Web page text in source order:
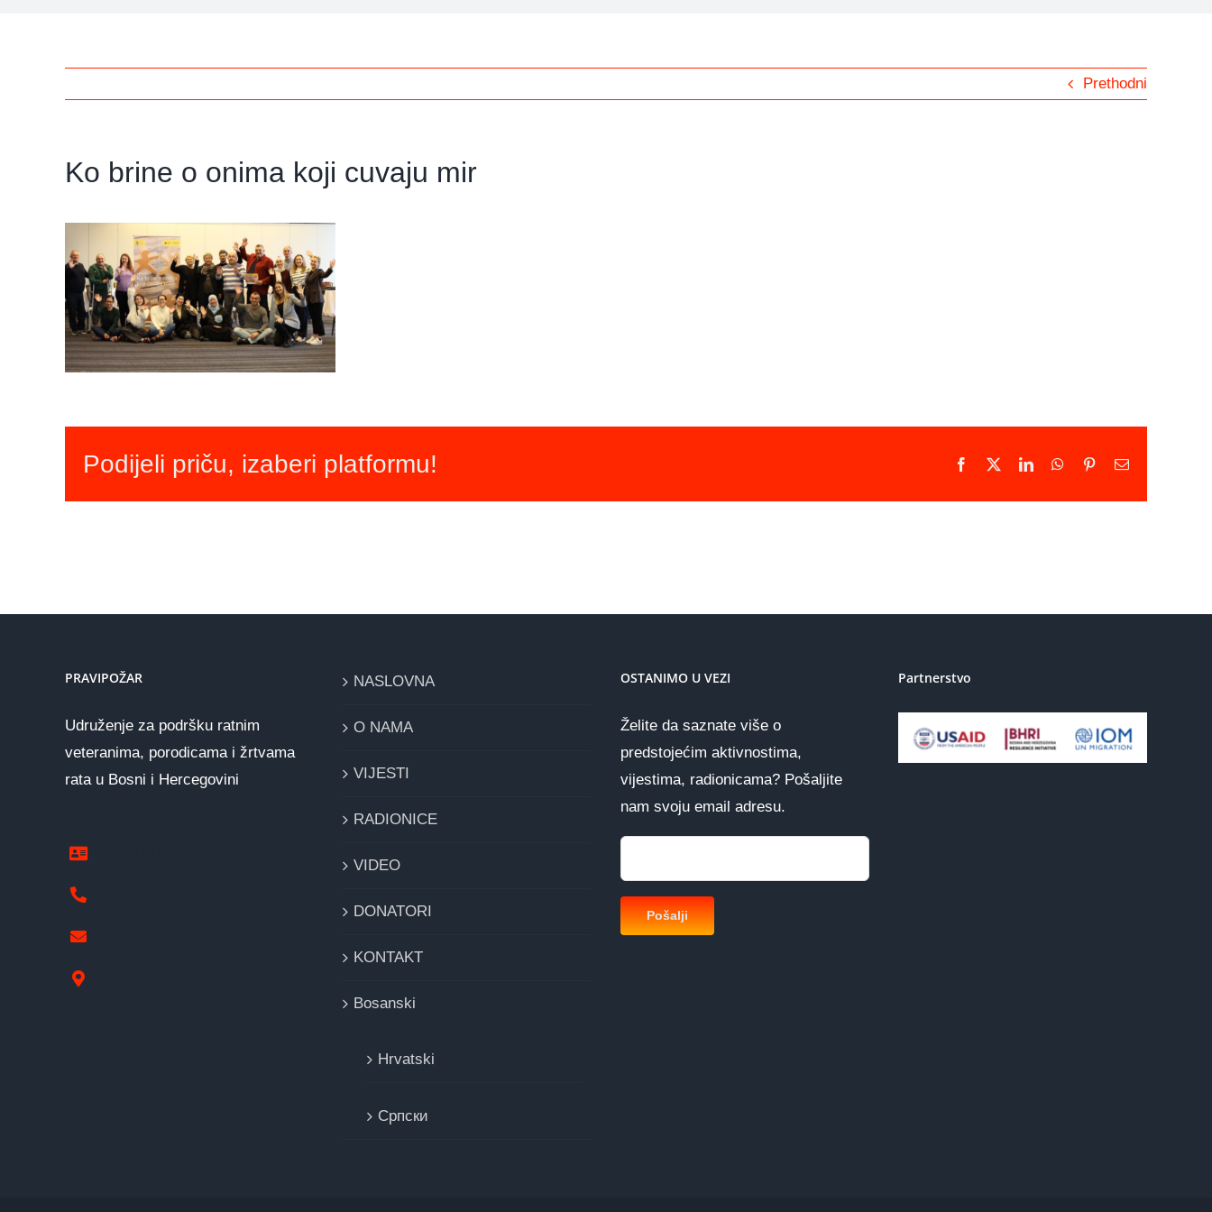
Prethodni
Ko brine o onima koji cuvaju mir
Podijeli priču, izaberi platformu! Facebook LinkedInWhatsApp
PinterestEmail
PRAVIPOŽAR
Udruženje za podršku ratnim
veteranima, porodicama i žrtvama
rata u Bosni i Hercegovini
NASLOVNA
O NAMA
VIJESTI
RADIONICE
VIDEO
DONATORI
KONTAKT
Bosanski
Hrvatski
Cрпски
OSTANIMO U VEZI
Želite da saznate više o
predstojećim aktivnostima,
vijestima, radionicama? Pošaljite
nam svoju email adresu.
Partnerstvo